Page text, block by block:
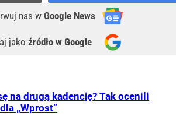
nas w Google News
jako źródło w Google
na drugą kadencję? Tak ocenili
„Wprost”